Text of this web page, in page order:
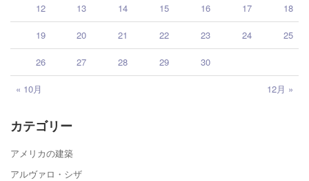
« 10月 12月 »
12 13 14 15 16 17 18
19 20 21 22 23 24 25
26 27 28 29 30
カテゴリー
アメリカの建築
アルヴァロ・シザ